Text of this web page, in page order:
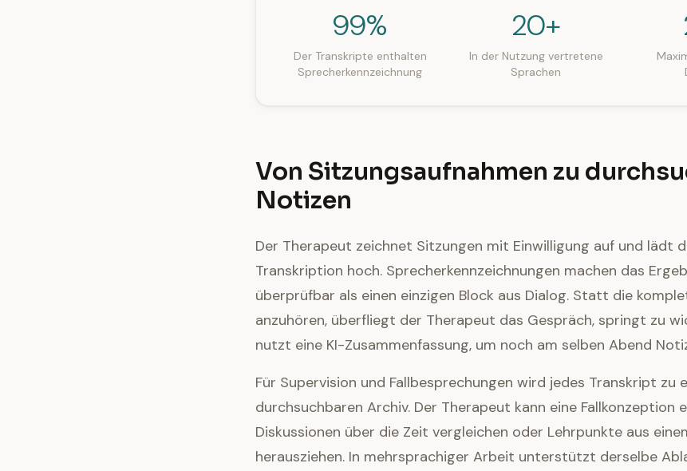
99%
Der Transkripte enthalten
Sprecherkennzeichnung
20+
In der Nutzung vertretene
Sprachen
Von Sitzungsaufnahmen zu
Notizen
Der Therapeut zeichnet Sitzungen mit Einwilligung auf und lädt
Transkription hoch. Sprecherkennzeichnungen machen das
überprüfbar als einen einzigen Block aus Dialog. Statt die
anzuhören, überfliegt der Therapeut das Gespräch, springt zu
nutzt eine KI-Zusammenfassung, um noch am selben Abend
Für Supervision und Fallbesprechungen wird jedes Transkript zu
durchsuchbaren Archiv. Der Therapeut kann eine Fallkonzeption
Diskussionen über die Zeit vergleichen oder Lehrpunkte aus
herausziehen. In mehrsprachiger Arbeit unterstützt derselbe